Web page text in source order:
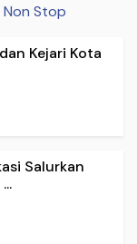
Stop
Kejari Kota
Salurkan